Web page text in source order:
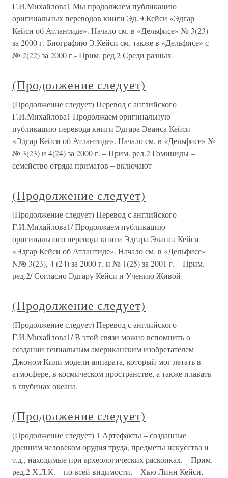
Г.И.Михайлова1 Мы продолжаем публикацию
оригинальных переводов книги Эд.Э.Кейси «Эдгар
Кейси об Атлантиде». Начало см. в «Дельфисе» № 3(23)
за 2000 г. Биографию Э.Кейси см. также в «Дельфисе» с
№ 2(22) за 2000 г.- Прим. ред.2 Среди разных
(Продолжение следует)
(Продолжение следует) Перевод с английского
Г.И.Михайлова1 Продолжаем оригинальную
публикацию перевода книги Эдгара Эванса Кейси
«Эдгар Кейси об Атлантиде». Начало см. в «Дельфисе» №
№ 3(23) и 4(24) за 2000 г. – Прим. ред.2 Гоминиды –
семейство отряда приматов – включают
(Продолжение следует)
(Продолжение следует) Перевод с английского
Г.И.Михайлова1/ Продолжаем публикацию
оригинального перевода книги Эдгара Эванса Кейси
«Эдгар Кейси об Атлантиде». Начало см. в «Дельфисе»
N№ 3(23), 4 (24) за 2000 г. и № 1(25) за 2001 г. – Прим.
ред.2/ Согласно Эдгару Кейси и Учению Живой
(Продолжение следует)
(Продолжение следует) Перевод с английского
Г.И.Михайлова1/ В этой связи можно вспомнить о
создании гениальным американским изобретателем
Джоном Кили модели аппарата, который мог летать в
атмосфере, в космическом пространстве, а также плавать
в глубинах океана.
(Продолжение следует)
(Продолжение следует) 1 Артефакты – созданные
древним человеком орудия труда, предметы искусства и
т.д., находимые при археологических раскопках. – Прим.
ред.2 Х.Л.К. – по всей видимости, – Хью Линн Кейси,